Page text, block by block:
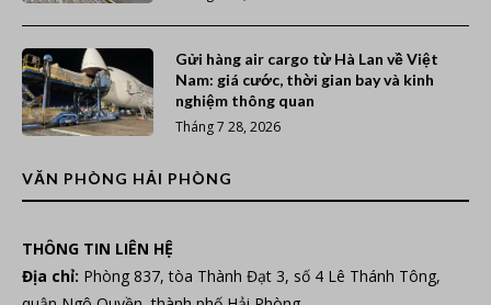
Gửi hàng air cargo từ Hà Lan về Việt
Nam: giá cước, thời gian bay và kinh
nghiệm thông quan
Tháng 7 28, 2026
VĂN PHÒNG HẢI PHÒNG
THÔNG TIN LIÊN HỆ
Địa chỉ: Phòng 837, tòa Thành Đạt 3, số 4 Lê Thánh Tông,